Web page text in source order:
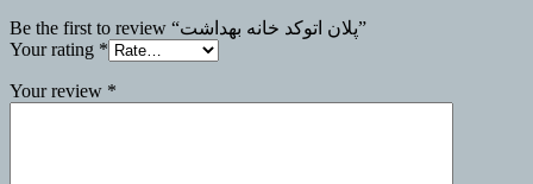
Be the first to review “پلان اتوکد خانه بهداشت”
Your rating *
Your review *